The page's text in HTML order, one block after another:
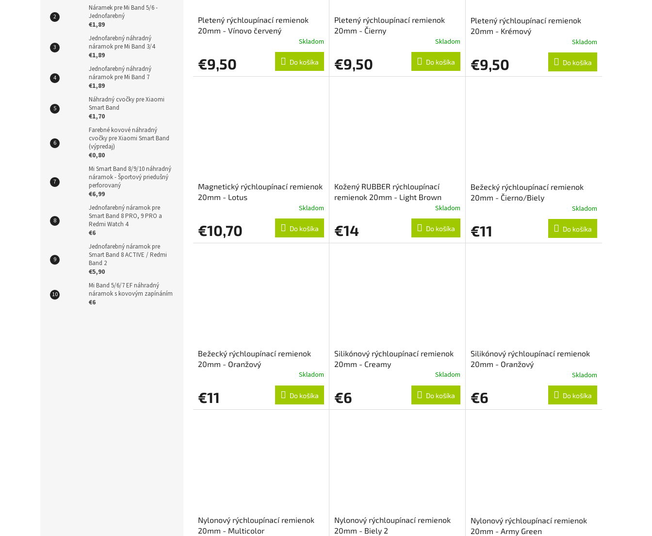
Náramek pre Mi Band 5/6 -
Jednofarebný
€1,89
Jednofarebný náhradný
náramok pre Mi Band 3/4
€1,89
Jednofarebný náhradný
náramok pre Mi Band 7
€1,89
Náhradný cvočky pre Xiaomi
Smart Band
€1,70
Farebné kovové náhradný
cvočky pre Xiaomi Smart Band
(výpredaj)
€0,80
Mi Smart Band 8/9/10 náhradný
náramok - Športový priedušný
perforovaný
€6,99
Jednofarebný náramok pre
Smart Band 8 PRO, 9 PRO a
Redmi Watch 4
€6
Jednofarebný náramok pre
Smart Band 8 ACTIVE / Redmi
Band 2
€5,90
Mi Band 5/6/7 EF náhradný
náramok s kovovým zapínáním
€6
Pletený rýchloupínací remienok
20mm - Vínovo červený
Skladom
€9,50 Do košíka
Pletený rýchloupínací remienok
20mm - Čierny
Skladom
€9,50 Do košíka
Pletený rýchloupínací remienok
20mm - Krémový
Skladom
€9,50 Do košíka
Magnetický rýchloupínací remienok
20mm - Lotus
Skladom
€10,70 Do košíka
Kožený RUBBER rýchloupínací
remienok 20mm - Light Brown
Skladom
€14 Do košíka
Bežecký rýchloupínací remienok
20mm - Čierno/Biely
Skladom
€11 Do košíka
Bežecký rýchloupínací remienok
20mm - Oranžový
Skladom
€11 Do košíka
Silikónový rýchloupínací remienok
20mm - Creamy
Skladom
€6 Do košíka
Silikónový rýchloupínací remienok
20mm - Oranžový
Skladom
€6 Do košíka
Nylonový rýchloupínací remienok
20mm - Multicolor
Nylonový rýchloupínací remienok
20mm - Biely 2
Nylonový rýchloupínací remienok
20mm - Army Green